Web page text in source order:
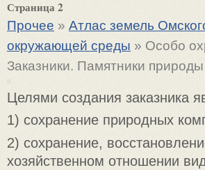
Страница 2
Прочее » Атлас земель
окружающей среды » Особо
Заказники. Памятники природы
Целями создания заказника
1) сохранение природных
2) сохранение,
хозяйственном отношении